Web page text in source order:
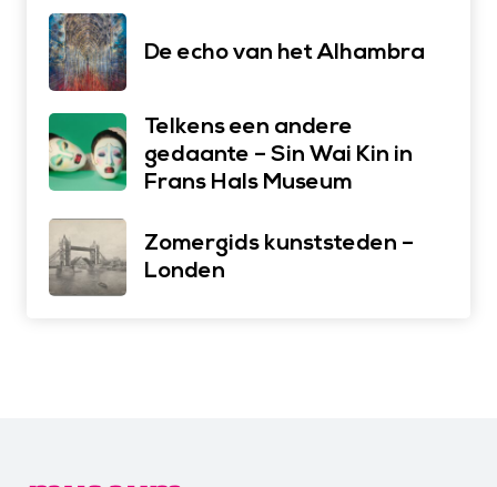
De echo van het Alhambra
Telkens een andere
gedaante – Sin Wai Kin in
Frans Hals Museum
Zomergids kunststeden –
Londen